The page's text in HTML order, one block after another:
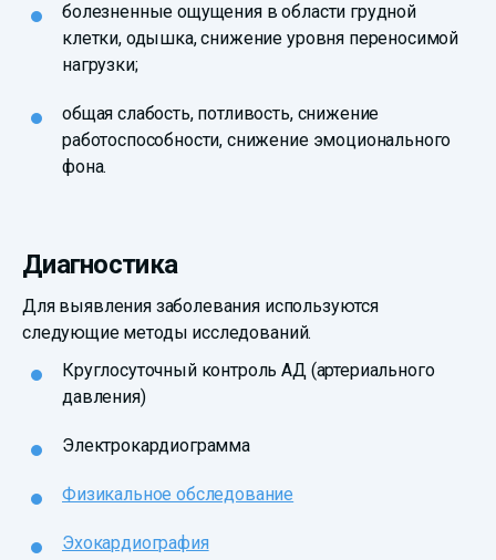
болезненные ощущения в области грудной
клетки, одышка, снижение уровня переносимой
нагрузки;
общая слабость, потливость, снижение
работоспособности, снижение эмоционального
фона.
Диагностика
Для выявления заболевания используются
следующие методы исследований.
Круглосуточный контроль АД (артериального
давления)
Электрокардиограмма
Физикальное обследование
Эхокардиография